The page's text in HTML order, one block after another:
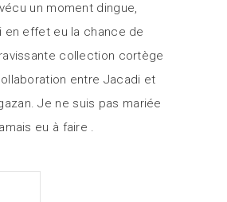
un moment dingue,
en effet eu la chance de
collection cortège
entre Jacadi et
Je ne suis pas mariée
eu à faire